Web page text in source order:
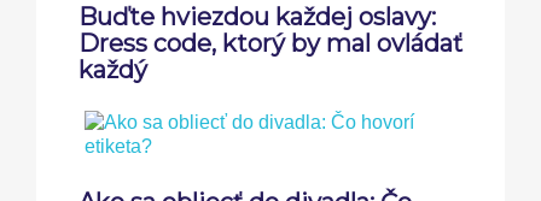
Buďte hviezdou každej oslavy:
Dress code, ktorý by mal ovládať
každý